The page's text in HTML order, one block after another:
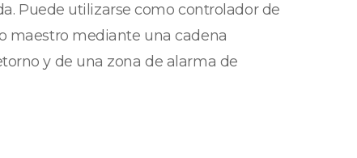
Puede utilizarse como controlador de
maestro mediante una cadena
y de una zona de alarma de